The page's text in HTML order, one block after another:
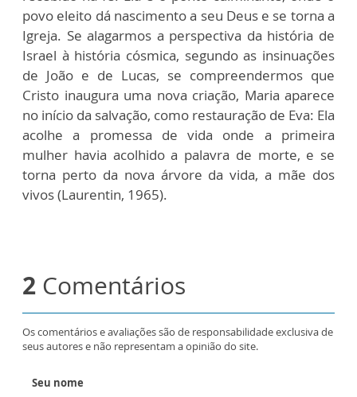
povo eleito dá nascimento a seu Deus e se torna a
Igreja. Se alagarmos a perspectiva da história de
Israel à história cósmica, segundo as insinuações
de João e de Lucas, se compreendermos que
Cristo inaugura uma nova criação, Maria aparece
no início da salvação, como restauração de Eva: Ela
acolhe a promessa de vida onde a primeira
mulher havia acolhido a palavra de morte, e se
torna perto da nova árvore da vida, a mãe dos
vivos (Laurentin, 1965).
2 Comentários
Os comentários e avaliações são de responsabilidade exclusiva de
seus autores e não representam a opinião do site.
Seu nome